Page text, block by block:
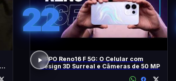
22
OPPO Reno16 F 5G: O Celular com
Design 3D Surreal e Câmeras de 50 MP